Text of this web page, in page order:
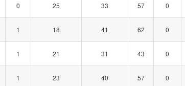
0 25 33 57 0
1 18 41 62 0
1 21 31 43 0
1 23 40 57 0